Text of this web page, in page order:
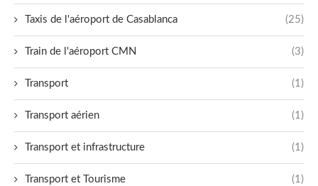
Taxis de l'aéroport de Casablanca (25)
Train de l'aéroport CMN (3)
Transport (1)
Transport aérien (1)
Transport et infrastructure (1)
Transport et Tourisme (1)